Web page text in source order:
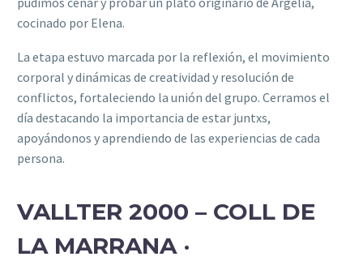
cocinado por Elena.
La etapa estuvo marcada por la reflexión, el movimiento
corporal y dinámicas de creatividad y resolución de
conflictos, fortaleciendo la unión del grupo. Cerramos el
día destacando la importancia de estar juntxs,
apoyándonos y aprendiendo de las experiencias de cada
persona.
VALLTER 2000 – COLL DE
LA MARRANA ·